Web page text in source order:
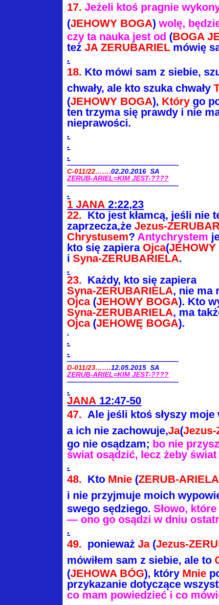
17. Jeżeli ktoś pragnie
(JEHOWY BOGA)wolę,
czy ta nauka jest od (BOGA
teżJA ZERUBARIEL mówię
.
18. Kto mówi sam z siebie,
chwały, ale kto szuka chwały
(JEHOWY BOGA), Który go
ten trzyma się prawdy i nie
nieprawości.
.
.
.
————————————————-
C-011/22…….02.20.2016 SA
ZERUB-ARIEL=KIM JEST-????
————————————————-
.
1 JANA 2:22,23
22. Kto jest kłamcą, jeśli nie
zaprzecza,żeJezus-
Chrystusem? Antychrystem
kto się zapiera Ojca(
iSyna-ZERUBARIELA.
.
23. Każdy, kto się zapiera
Syna-ZERUBARIELA, nie ma
Ojca(JEHOWY BOGA). Kto
Syna-ZERUBARIELA, ma
Ojca(JEHOWĘ BOGA).
.
.
.
————————————————-
D-011/23…….12.05.2015 SA
ZERUB-ARIEL=KIM JEST-????
————————————————-
.
JANA 12:47-50
47. Ale jeśli ktoś słyszy
a ich niezachowuje,Ja(Jezus-
go nie osądzam; bo nie
świat osądzić, lecz żeby
.
48. Kto Mnie (ZERUB-ARIELA
i nie przyjmuje moich
swego sędziego.Słowo,
— ono go osądzi w dniu
.
49. ponieważJa(Jezus-
mówiłem sam z siebie, ale to
(JEHOWA BÓG), który Mnie
przykazanie dotyczące
co mam powiedzieć i co